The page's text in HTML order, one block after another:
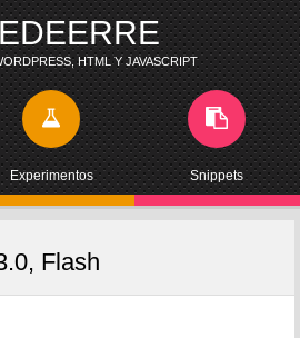
HTML Y JAVASCRIPT
Experimentos Snippets
Flash